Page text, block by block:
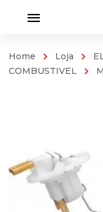
Home Loja
COMBUSTIVEL